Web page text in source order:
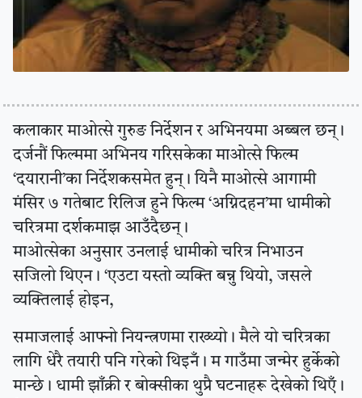
कलाकार माओत्से गुरुङ निर्देशन र अभिनयमा अब्बल छन् ।
दर्जनौं फिल्ममा अभिनय गरिसकेका माओत्से फिल्म
‘दयारानी’का निर्देशकसमेत हुन् । यिनै माओत्से आगामी
मंसिर ७ गतेबाट रिलिज हुने फिल्म ‘अग्निदहन’मा धामीको
चरित्रमा दर्शकमाझ आउँदैछन् ।
माओत्सेका अनुसार उनलाई धामीको चरित्र निभाउन
सजिलो थिएन । ‘एउटा यस्तो व्यक्ति बन्नु थियो, जसले
व्यक्तिलाई होइन,
समाजलाई आफ्नो नियन्त्रणमा राख्थ्यो । मैले यो चरित्रका
लागि धेरै तयारी पनि गरेको थिइनँ । म गाउँमा जन्मेर हुर्केको
मान्छे । धामी झाँक्री र बोक्सीका थुप्रै घटनाहरू देखेको थिएँ ।